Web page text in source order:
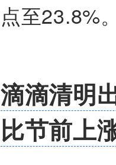
点至23.8%。
滴滴清明
比节前上